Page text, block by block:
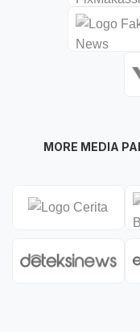
MORE MEDIA